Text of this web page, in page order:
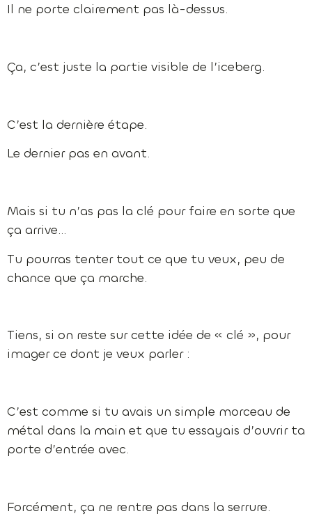
Il ne porte clairement pas là-dessus.
Ça, c’est juste la partie visible de l’iceberg.
C’est la dernière étape.
Le dernier pas en avant.
Mais si tu n’as pas la clé pour faire en sorte que
ça arrive…
Tu pourras tenter tout ce que tu veux, peu de
chance que ça marche.
Tiens, si on reste sur cette idée de « clé », pour
imager ce dont je veux parler :
C’est comme si tu avais un simple morceau de
métal dans la main et que tu essayais d’ouvrir ta
porte d’entrée avec.
Forcément, ça ne rentre pas dans la serrure.